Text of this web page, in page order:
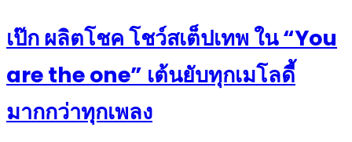
เป๊ก ผลิตโชค โชว์สเต็ปเทพ ใน “You
are the one” เต้นยับทุกเมโลดี้
มากกว่าทุกเพลง